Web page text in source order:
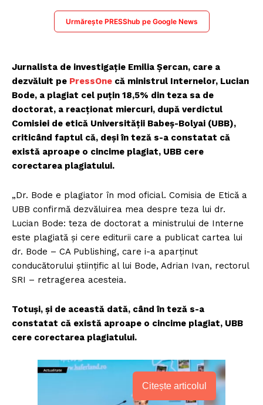
Urmărește PRESShub pe Google News
Jurnalista de investigație Emilia Șercan, care a
dezvăluit pe PressOne că ministrul Internelor, Lucian
Bode, a plagiat cel puțin 18,5% din teza sa de
doctorat, a reacționat miercuri, după verdictul
Comisiei de etică Universității Babeș-Bolyai (UBB),
criticând faptul că, deși în teză s-a constatat că
există aproape o cincime plagiat, UBB cere
corectarea plagiatului.
„Dr. Bode e plagiator în mod oficial. Comisia de Etică a
UBB confirmă dezvăluirea mea despre teza lui dr.
Lucian Bode: teza de doctorat a ministrului de Interne
este plagiată și cere editurii care a publicat cartea lui
dr. Bode – CA Publishing, care i-a aparținut
conducătorului științific al lui Bode, Adrian Ivan, rectorul
SRI – retragerea acesteia.
Totuși, și de această dată, când în teză s-a
constatat că există aproape o cincime plagiat, UBB
cere corectarea plagiatului.
Citește articolul